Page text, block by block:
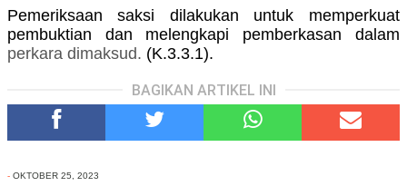
Pemeriksaan saksi dilakukan untuk memperkuat
pembuktian dan melengkapi pemberkasan dalam
perkara dimaksud. (K.3.3.1).
BAGIKAN ARTIKEL INI
- OKTOBER 25, 2023